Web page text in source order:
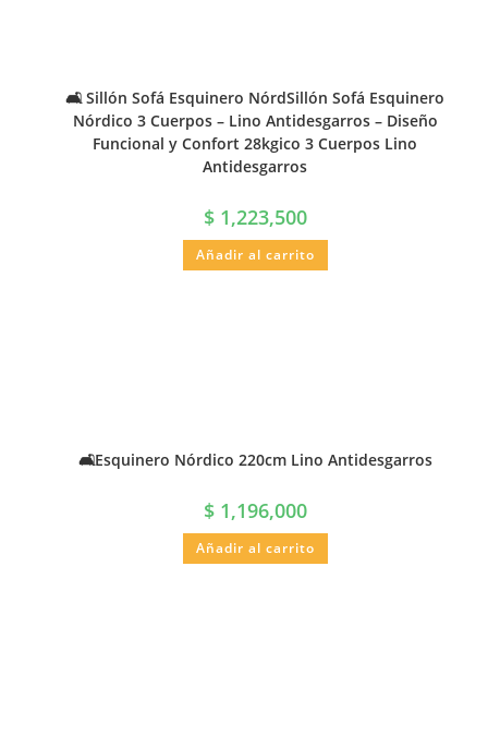
🛋️ Sillón Sofá Esquinero NórdSillón Sofá Esquinero
Nórdico 3 Cuerpos – Lino Antidesgarros – Diseño
Funcional y Confort 28kgico 3 Cuerpos Lino
Antidesgarros
$1,223,500
Añadir al carrito
🛋️Esquinero Nórdico 220cm Lino Antidesgarros
$1,196,000
Añadir al carrito